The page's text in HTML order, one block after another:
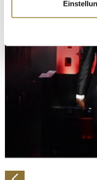
Informationen
erfassen, welche
bestimmten
Erfahren Sie mehr
verarbeitet werden,
Abschnitt Einzelheiten
Wir verwenden
zu können und die
soziale Medien,